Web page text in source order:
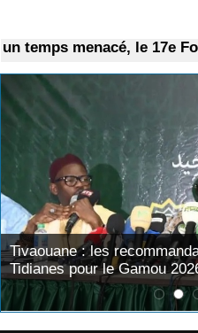
menacé, le 17e Forum
Tivaouane : les
Tidianes pour le Gamou